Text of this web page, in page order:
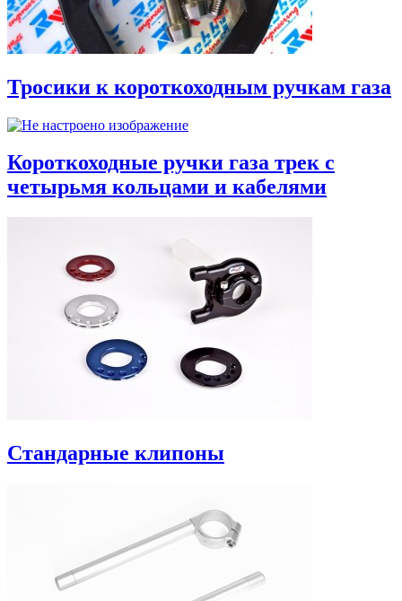
Тросики к короткоходным ручкам газа
Короткоходные ручки газа трек с
четырьмя кольцами и кабелями
Стандарные клипоны